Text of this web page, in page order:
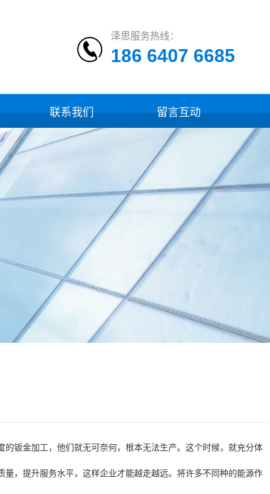
泽思服务热线：
186 6407 6685
联系我们 留言互动
钣金加工，他们就无可奈何，根本无法生产。这个时候，就充分体
，提升服务水平，这样企业才能越走越远。将许多不同种的能源作